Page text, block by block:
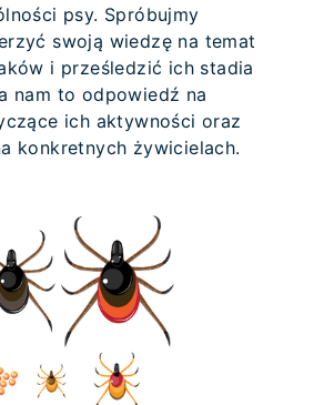
psy. Spróbujmy
swoją wiedzę na temat
i prześledzić ich stadia
nam to odpowiedź na
ich aktywności oraz
konkretnych żywicielach.